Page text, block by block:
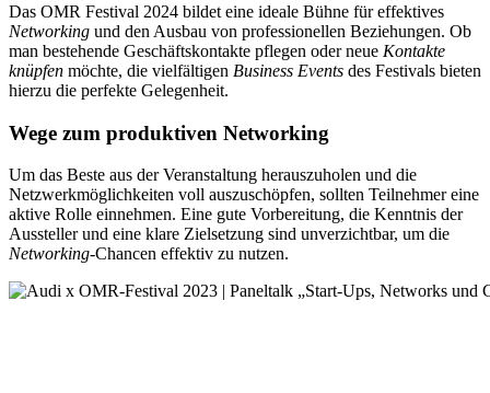
Das OMR Festival 2024 bildet eine ideale Bühne für effektives
Networking und den Ausbau von professionellen Beziehungen. Ob
man bestehende Geschäftskontakte pflegen oder neue Kontakte
knüpfen möchte, die vielfältigen Business Events des Festivals bieten
hierzu die perfekte Gelegenheit.
Wege zum produktiven Networking
Um das Beste aus der Veranstaltung herauszuholen und die
Netzwerkmöglichkeiten voll auszuschöpfen, sollten Teilnehmer eine
aktive Rolle einnehmen. Eine gute Vorbereitung, die Kenntnis der
Aussteller und eine klare Zielsetzung sind unverzichtbar, um die
Networking-Chancen effektiv zu nutzen.